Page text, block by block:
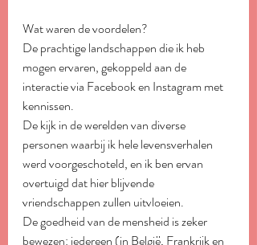
Wat waren de voordelen?
De prachtige landschappen die ik heb
mogen ervaren, gekoppeld aan de
interactie via Facebook en Instagram met
kennissen.
De kijk in de werelden van diverse
personen waarbij ik hele levensverhalen
werd voorgeschoteld, en ik ben ervan
overtuigd dat hier blijvende
vriendschappen zullen uitvloeien.
De goedheid van de mensheid is zeker
bewezen: iedereen (in België, Frankrijk en